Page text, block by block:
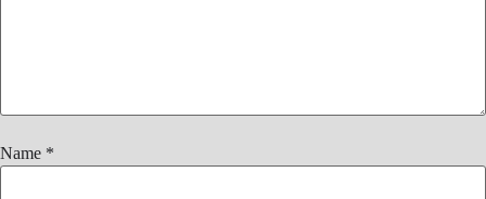
Name *